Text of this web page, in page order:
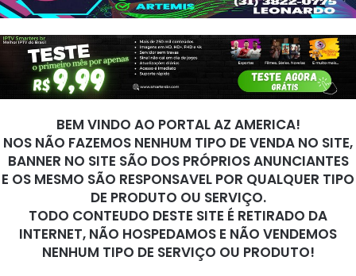
BEM VINDO AO PORTAL AZ AMERICA!
NOS NÃO FAZEMOS NENHUM TIPO DE VENDA NO SITE,
BANNER NO SITE SÃO DOS PRÓPRIOS ANUNCIANTES
E OS MESMO SÃO RESPONSAVEL POR QUALQUER TIPO
DE PRODUTO OU SERVIÇO.
TODO CONTEUDO DESTE SITE É RETIRADO DA
INTERNET, NÃO HOSPEDAMOS E NÃO VENDEMOS
NENHUM TIPO DE SERVIÇO OU PRODUTO!